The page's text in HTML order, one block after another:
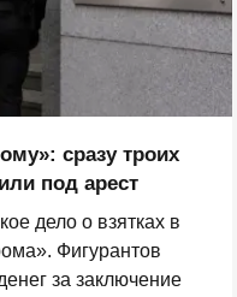
сразу троих
под арест
дело о взятках в
Фигурантов
за заключение